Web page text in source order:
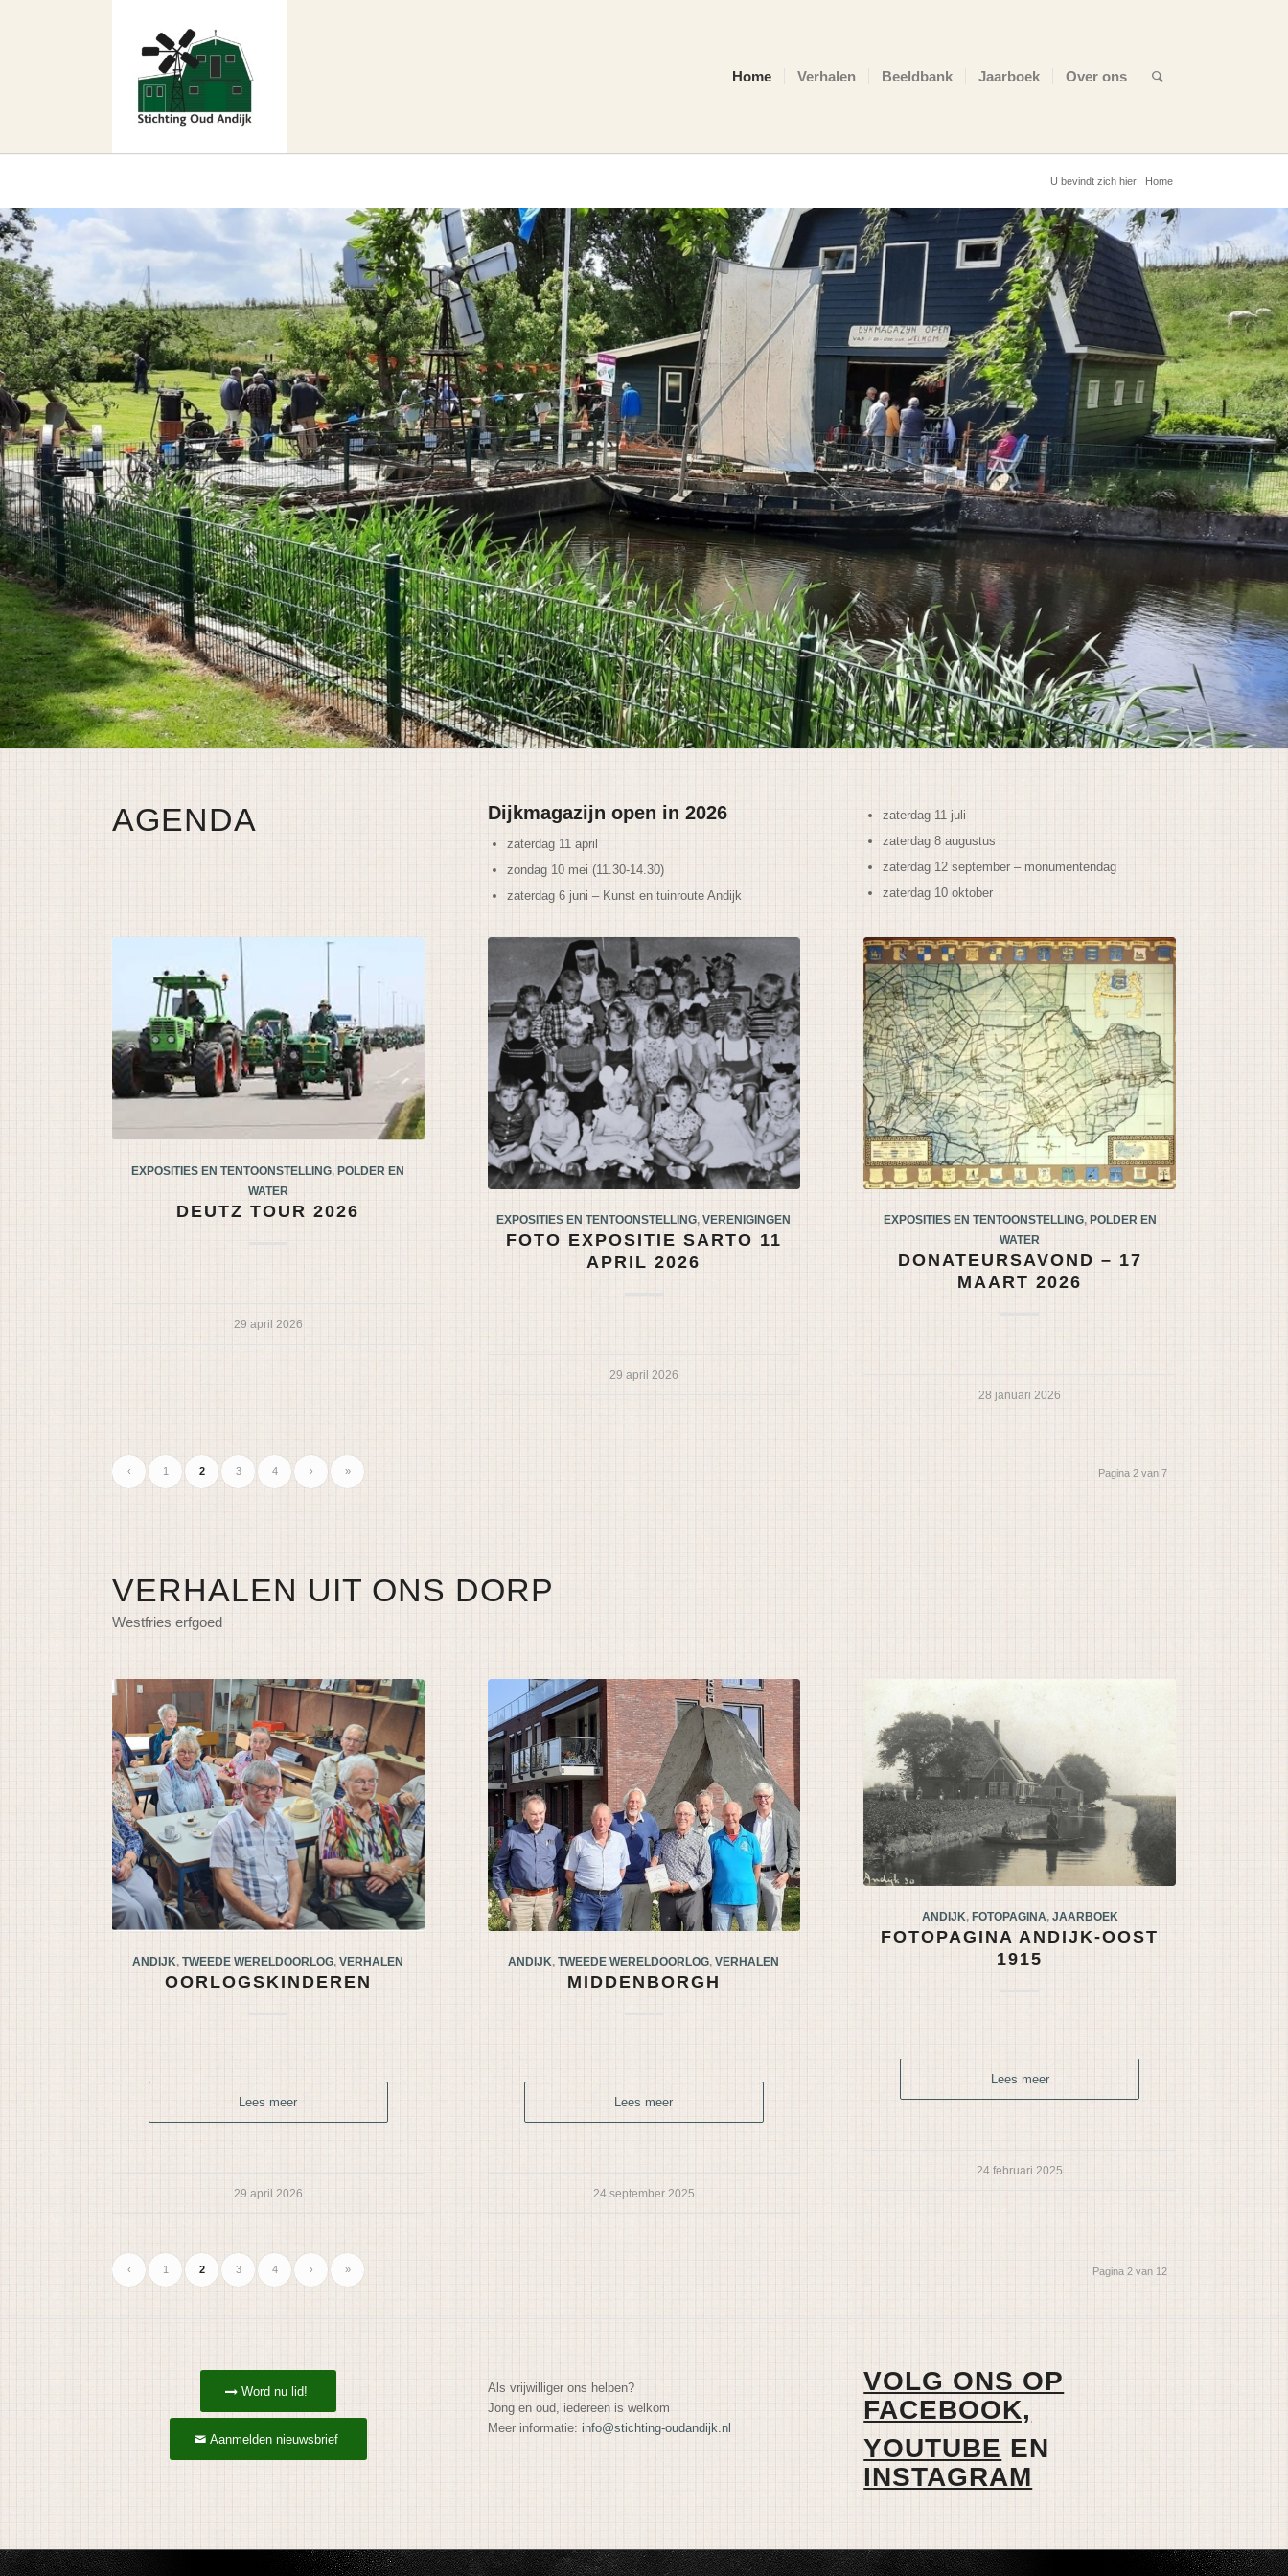
Home Verhalen Beeldbank Jaarboek Over ons
U bevindt zich hier: Home
AGENDA Dijkmagazijn open in 2026
zaterdag 11 april
zondag 10 mei (11.30-14.30)
zaterdag 6 juni – Kunst en tuinroute Andijk
zaterdag 11 juli
zaterdag 8 augustus
zaterdag 12 september – monumentendag
zaterdag 10 oktober
EXPOSITIES EN TENTOONSTELLING,POLDER EN
WATER
DEUTZ TOUR 2026
29 april 2026
EXPOSITIES EN TENTOONSTELLING,VERENIGINGEN
FOTO EXPOSITIE SARTO 11
APRIL 2026
29 april 2026
EXPOSITIES EN TENTOONSTELLING, POLDER EN
WATER
DONATEURSAVOND – 17
MAART 2026
28 januari 2026
Pagina 2 van 7
‹ 1 2 3 4 › »
VERHALEN UIT ONS DORP
Westfries erfgoed
ANDIJK ,TWEEDE WERELDOORLOG ,VERHALEN
OORLOGSKINDEREN
Lees meer
29 april 2026
ANDIJK ,TWEEDE WERELDOORLOG ,VERHALEN
MIDDENBORGH
Lees meer
24 september 2025
ANDIJK, FOTOPAGINA, JAARBOEK
FOTOPAGINA ANDIJK-OOST
1915
Lees meer
24 februari 2025
Pagina 2 van 12
‹ 1 2 3 4 › »
Word nu lid!
Aanmelden nieuwsbrief
Als vrijwilliger ons helpen?
Jong en oud, iedereen is welkom
Meer informatie:info@stichting-oudandijk.nl
VOLG ONS OP
FACEBOOK,
YOUTUBE EN
INSTAGRAM